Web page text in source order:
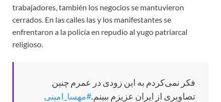
trabajadores, también los negocios se mantuvieron
cerrados. En las calles las y los manifestantes se
enfrentaron a la policía en repudio al yugo patriarcal
religioso.
فکر نمی‌کردم به این زودی در عمرم چنین
تصاویری از ایران عزیزم ببینم.#مهسا_امینی